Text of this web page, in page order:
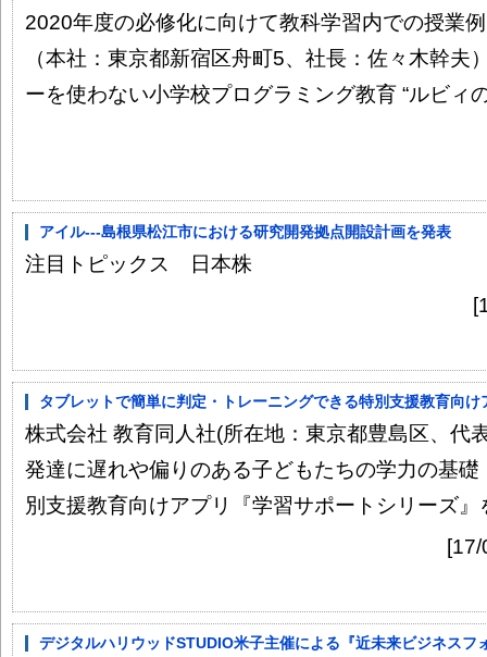
2020年度の必修化に向けて教科学習内での授業
（本社：東京都新宿区舟町5、社長：佐々木幹夫
ーを使わない小学校プログラミング教育 “ルビィ
アイル---島根県松江市における研究開発拠点開設計画を発表
注目トピックス 日本株
タブレットで簡単に判定・トレーニングできる特別支援教育向け
株式会社 教育同人社(所在地：東京都豊島区、代
発達に遅れや偏りのある子どもたちの学力の基
別支援教育向けアプリ『学習サポートシリーズ』
[17/
デジタルハリウッドSTUDIO米子主催による『近未来ビジネス